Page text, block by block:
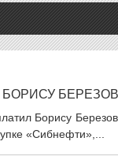
Борису
«Сибнефти»,...